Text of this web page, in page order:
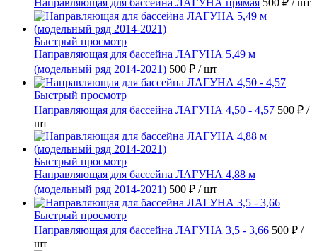
Направляющая для бассейна ЛАГУНА прямая 500 ₽ / шт
Быстрый просмотр
Направляющая для бассейна ЛАГУНА 5,49 м
(модельный ряд 2014-2021) 500 ₽ / шт
Быстрый просмотр
Направляющая для бассейна ЛАГУНА 4,50 - 4,57 500 ₽ /
шт
Быстрый просмотр
Направляющая для бассейна ЛАГУНА 4,88 м
(модельный ряд 2014-2021) 500 ₽ / шт
Быстрый просмотр
Направляющая для бассейна ЛАГУНА 3,5 - 3,66 500 ₽ /
шт